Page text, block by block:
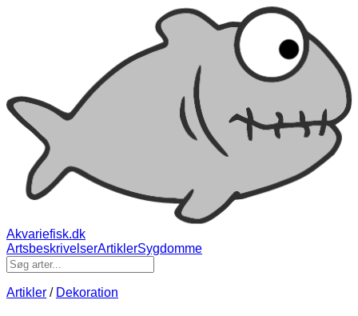
Akvariefisk.dk
ArtsbeskrivelserArtiklerSygdomme
Artikler / Dekoration